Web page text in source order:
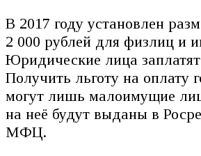
В 2017 году установлен
2 000 рублей для физлиц и
Юридические лица
Получить льготу на оплату
могут лишь малоимущие
на неё будут выданы в
МФЦ.